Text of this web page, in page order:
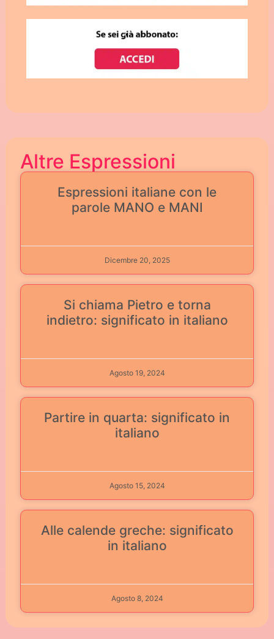
Altre Espressioni
Espressioni italiane con le
parole MANO e MANI
Dicembre 20, 2025
Si chiama Pietro e torna
indietro: significato in italiano
Agosto 19, 2024
Partire in quarta: significato in
italiano
Agosto 15, 2024
Alle calende greche: significato
in italiano
Agosto 8, 2024